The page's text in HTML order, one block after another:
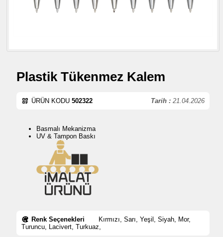
Plastik Tükenmez Kalem
Tarih : 21.04.2026
ÜRÜN KODU 502322
Basmalı Mekanizma
UV & Tampon Baskı
Renk Seçenekleri
Kırmızı, Sarı, Yeşil, Siyah, Mor,
Turuncu, Lacivert, Turkuaz,